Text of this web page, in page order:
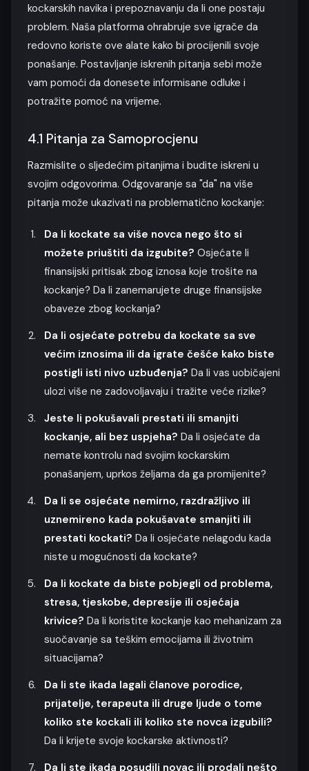
kockarskih navika i prepoznavanju da li one postaju
problem. Naša platforma ohrabruje sve igrače da
redovno koriste ove alate kako bi procijenili svoje
ponašanje. Postavljanje iskrenih pitanja sebi može
vam pomoći da donesete informisane odluke i
potražite pomoć na vrijeme.
4.1 Pitanja za Samoprocjenu
Razmislite o sljedećim pitanjima i budite iskreni u
svojim odgovorima. Odgovaranje sa "da" na više
pitanja može ukazivati na problematično kockanje:
Da li kockate sa više novca nego što si
možete priuštiti da izgubite? Osjećate li
finansijski pritisak zbog iznosa koje trošite na
kockanje? Da li zanemarujete druge finansijske
obaveze zbog kockanja?
Da li osjećate potrebu da kockate sa sve
većim iznosima ili da igrate češće kako biste
postigli isti nivo uzbuđenja? Da li vas uobičajeni
ulozi više ne zadovoljavaju i tražite veće rizike?
Jeste li pokušavali prestati ili smanjiti
kockanje, ali bez uspjeha? Da li osjećate da
nemate kontrolu nad svojim kockarskim
ponašanjem, uprkos željama da ga promijenite?
Da li se osjećate nemirno, razdražljivo ili
uznemireno kada pokušavate smanjiti ili
prestati kockati? Da li osjećate nelagodu kada
niste u mogućnosti da kockate?
Da li kockate da biste pobjegli od problema,
stresa, tjeskobe, depresije ili osjećaja
krivice? Da li koristite kockanje kao mehanizam za
suočavanje sa teškim emocijama ili životnim
situacijama?
Da li ste ikada lagali članove porodice,
prijatelje, terapeuta ili druge ljude o tome
koliko ste kockali ili koliko ste novca izgubili?
Da li krijete svoje kockarske aktivnosti?
Da li ste ikada posudili novac ili prodali nešto